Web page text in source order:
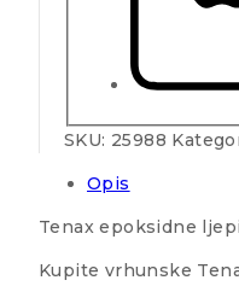
SKU: 25988
Opis
Tenax epoksidne
Kupite vrhunske